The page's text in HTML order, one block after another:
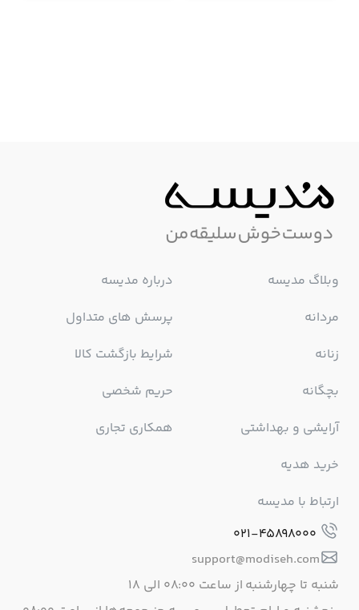
وبلاگ مدیسه
مردانه
زنانه
بچگانه
آرایشی و بهداشتی
خرید هدیه
درباره مدیسه
پرسش های متداول
شرایط بازگشت کالا
حریم شخصی
همکاری تجاری
ارتباط با مدیسه
021-45898000
support@modiseh.com
شنبه تا چهارشنبه از ساعت ۰۸:۰۰ الی ۱۸